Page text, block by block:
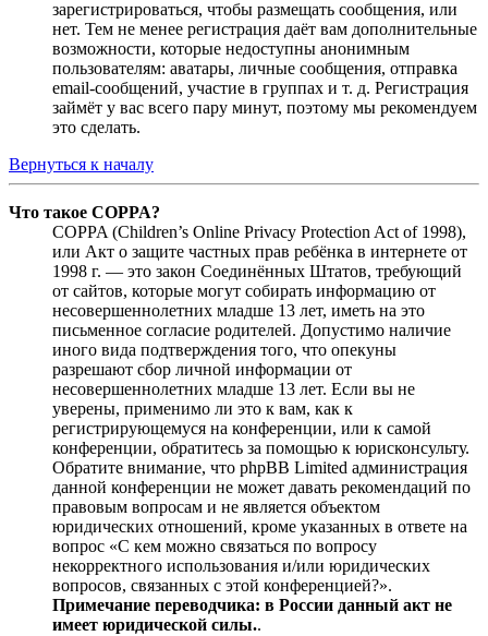
зарегистрироваться, чтобы размещать сообщения, или
нет. Тем не менее регистрация даёт вам дополнительные
возможности, которые недоступны анонимным
пользователям: аватары, личные сообщения, отправка
email-сообщений, участие в группах и т. д. Регистрация
займёт у вас всего пару минут, поэтому мы рекомендуем
это сделать.
Вернуться к началу
Что такое COPPA?
COPPA (Children’s Online Privacy Protection Act of 1998),
или Акт о защите частных прав ребёнка в интернете от
1998 г. — это закон Соединённых Штатов, требующий
от сайтов, которые могут собирать информацию от
несовершеннолетних младше 13 лет, иметь на это
письменное согласие родителей. Допустимо наличие
иного вида подтверждения того, что опекуны
разрешают сбор личной информации от
несовершеннолетних младше 13 лет. Если вы не
уверены, применимо ли это к вам, как к
регистрирующемуся на конференции, или к самой
конференции, обратитесь за помощью к юрисконсульту.
Обратите внимание, что phpBB Limited администрация
данной конференции не может давать рекомендаций по
правовым вопросам и не является объектом
юридических отношений, кроме указанных в ответе на
вопрос «С кем можно связаться по вопросу
некорректного использования и/или юридических
вопросов, связанных с этой конференцией?».
Примечание переводчика: в России данный акт не
имеет юридической силы..